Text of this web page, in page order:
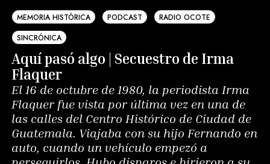
MEMORIA HISTÓRICA PODCAST
RADIO OCOTE
SINCRÓNICA
Aquí pasó algo | Secuestro de Irma
Flaquer
El 16 de octubre de 1980, la periodista Irma
Flaquer fue vista por última vez en una de
las calles del Centro Histórico de Ciudad de
Guatemala. Viajaba con su hijo Fernando en
auto, cuando un vehículo empezó a